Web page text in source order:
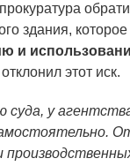
здания,
и
этот иск.
суда, у